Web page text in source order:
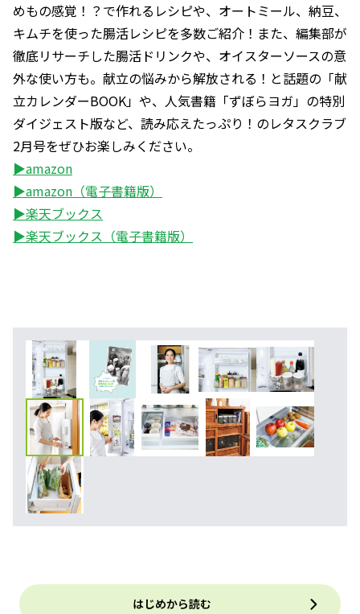
めもの感覚！？で作れるレシピや、オートミール、納豆、
キムチを使った腸活レシピを多数ご紹介！また、編集部が
徹底リサーチした腸活ドリンクや、オイスターソースの意
外な使い方も。献立の悩みから解放される！と話題の「献
立カレンダーBOOK」や、人気書籍「ずぼらヨガ」の特別
ダイジェスト版など、読み応えたっぷり！のレタスクラブ
2月号をぜひお楽しみください。
▶amazon
▶amazon（電子書籍版）
▶楽天ブックス
▶楽天ブックス（電子書籍版）
はじめから読む